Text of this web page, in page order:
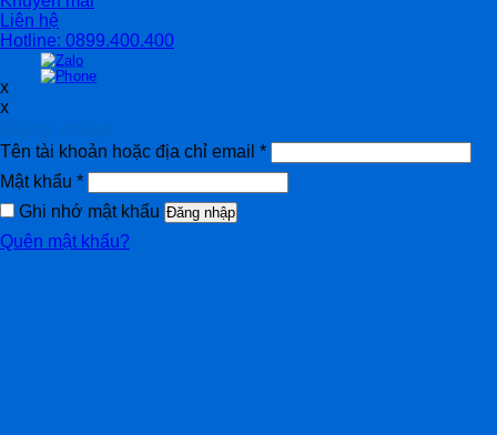
Liên hệ
Hotline: 0899.400.400
x
x
Tên tài khoản hoặc địa chỉ email *
Mật khẩu *
Ghi nhớ mật khẩu Đăng nhập
Quên mật khẩu?